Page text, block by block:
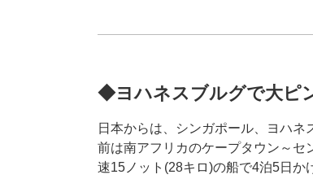
◆ヨハネスブルグで大ピ
日本からは、シンガポール、ヨハ
前は南アフリカのケープタウン～セ
速15ノット(28キロ)の船で4泊5日か